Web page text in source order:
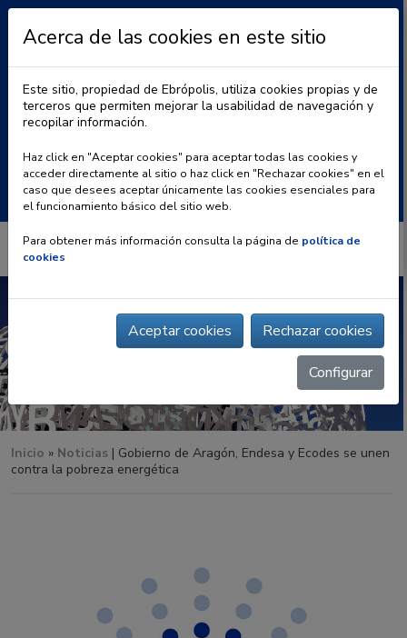
BLOG | CONTACTO
Buscar:
Inicio » Noticias | Gobierno de Aragón, Endesa y Ecodes se unen
contra la pobreza energética
Acerca de las cookies en este sitio
Este sitio, propiedad de Ebrópolis, utiliza cookies propias y de
terceros que permiten mejorar la usabilidad de navegación y
recopilar información.
Haz click en "Aceptar cookies" para aceptar todas las cookies y
acceder directamente al sitio o haz click en "Rechazar cookies" en el
caso que desees aceptar únicamente las cookies esenciales para
el funcionamiento básico del sitio web.
Para obtener más información consulta la página de política de
cookies
Aceptar cookies Rechazar cookies
Configurar